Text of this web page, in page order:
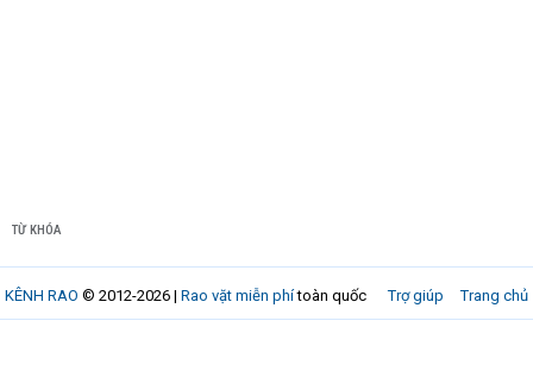
TỪ KHÓA
Trợ giúp Trang chủ
KÊNH RAO © 2012-2026 | Rao vặt miễn phítoàn quốc